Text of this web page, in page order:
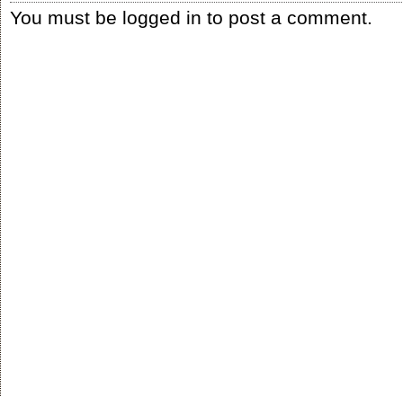
You must be logged in to post a comment.